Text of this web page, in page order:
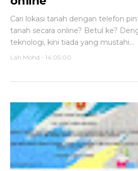
Cari lokasi tanah dengan telefon
tanah secara online? Betul ke?
teknologi, kini tiada yang mustahi...
Lah Mohd - 14:05:00